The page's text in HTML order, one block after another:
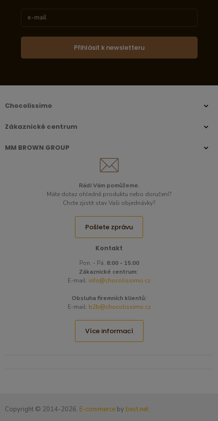
Přihlásit k newsletteru
Chocolissimo
Zákaznické centrum
MM BROWN GROUP
Kontakt
Pon. - Pá. 8:00 - 15:00
Zákaznické centrum:
E-mail: info@chocolissimo.cz
Obsluha firemních klientů:
E-mail: b2b@chocolissimo.cz
Více informací
Rádi Vám pomůžeme.
Máte dotaz ohledně produktu nebo doručení?
Chcte zjistit stav Vaši objednávky?
Pošlete zprávu
Copyright © 2014-2026. E-commerce by best.net